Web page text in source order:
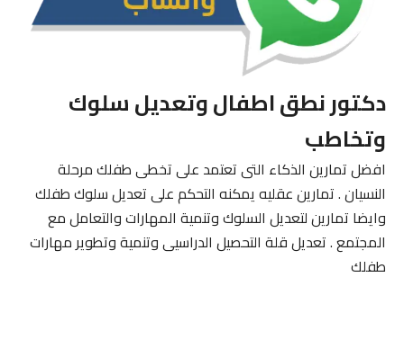
دكتور نطق اطفال وتعديل سلوك
وتخاطب
افضل تمارين الذكاء التى تعتمد على تخطى طفلك مرحلة
النسيان . تمارين عقليه يمكنه التحكم على تعديل سلوك طفلك
وايضا تمارين لتعديل السلوك وتنمية المهارات والتعامل مع
المجتمع . تعديل قلة التحصيل الدراسيى وتنمية وتطوير مهارات
طفلك